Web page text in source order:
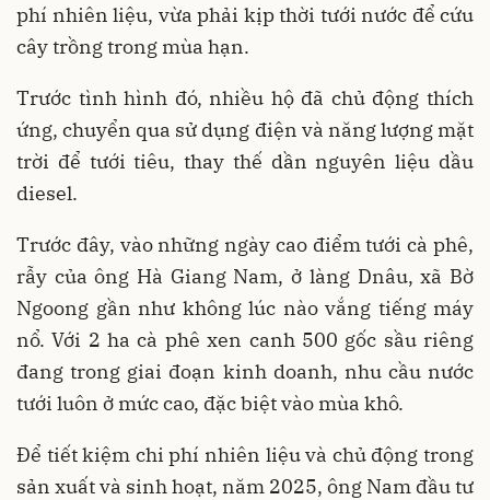
phí nhiên liệu, vừa phải kịp thời tưới nước để cứu
cây trồng trong mùa hạn.
Trước tình hình đó, nhiều hộ đã chủ động thích
ứng, chuyển qua sử dụng điện và năng lượng mặt
trời để tưới tiêu, thay thế dần nguyên liệu dầu
diesel.
Trước đây, vào những ngày cao điểm tưới cà phê,
rẫy của ông Hà Giang Nam, ở làng Dnâu, xã Bờ
Ngoong gần như không lúc nào vắng tiếng máy
nổ. Với 2 ha cà phê xen canh 500 gốc sầu riêng
đang trong giai đoạn kinh doanh, nhu cầu nước
tưới luôn ở mức cao, đặc biệt vào mùa khô.
Để tiết kiệm chi phí nhiên liệu và chủ động trong
sản xuất và sinh hoạt, năm 2025, ông Nam đầu tư